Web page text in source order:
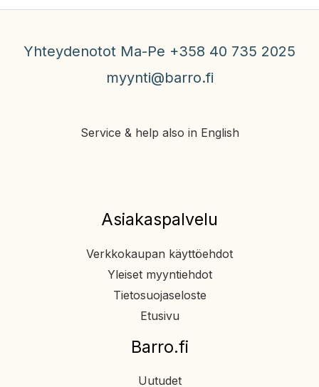
Yhteydenotot Ma-Pe +358 40 735 2025
myynti@barro.fi
Service & help also in English
Asiakaspalvelu
Verkkokaupan käyttöehdot
Yleiset myyntiehdot
Tietosuojaseloste
Etusivu
Barro.fi
Uutudet